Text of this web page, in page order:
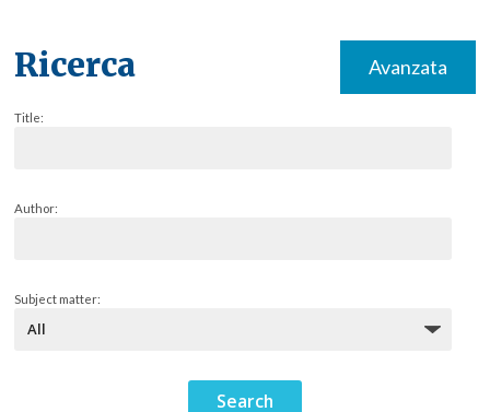
Ricerca Avanzata
Title:
Author:
Subject matter: